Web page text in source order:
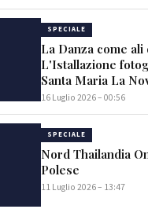
SPECIALE
La Danza come ali
L'Istallazione
Santa Maria La
16 Luglio 2026 – 00:56
SPECIALE
Nord Thailandia
Polese
11 Luglio 2026 – 13:47